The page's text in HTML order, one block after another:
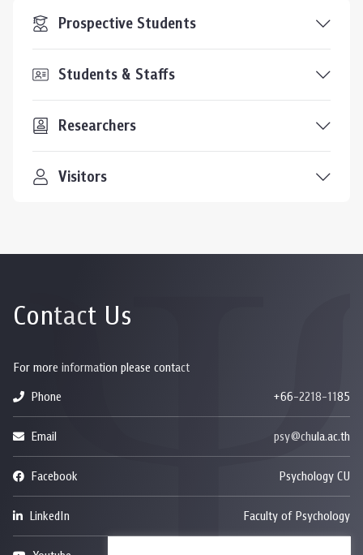
Prospective Students
Students & Staffs
Researchers
Visitors
Contact Us
For more information please contact
Phone
+66-2218-1185
Email psy@chula.ac.th
Facebook Psychology CU
LinkedIn Faculty of Psychology